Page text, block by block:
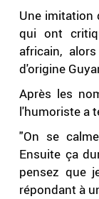
Une imitation
qui ont
africain,
d'origine
Après les
l'humoriste a
"On se
Ensuite ça
pensez que
répondant à